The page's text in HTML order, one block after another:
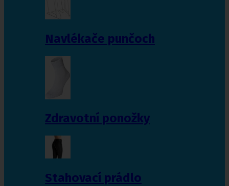
Navlékače punčoch
Zdravotní ponožky
Stahovací prádlo